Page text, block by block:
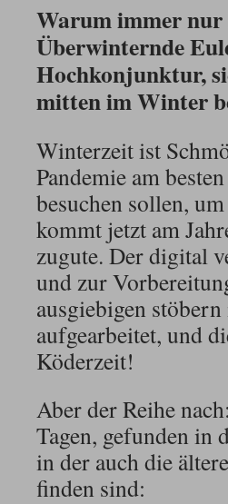
Warum immer
Überwinternde
Hochkonjunktur,
mitten im Winter
Winterzeit ist
Pandemie am
besuchen sollen,
kommt jetzt am
zugute. Der digital
und zur
ausgiebigen
aufgearbeitet, und
Köderzeit!
Aber der Reihe
Tagen, gefunden in
in der auch die
finden sind: